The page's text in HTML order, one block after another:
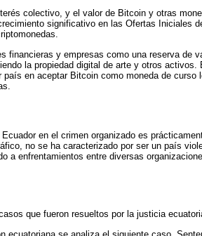
colectivo, y el valor de Bitcoin y otras
significativo en las Ofertas Iniciales
financieras y empresas como una reserva de
la propiedad digital de arte y otros activos.
en aceptar Bitcoin como moneda de curso
en el crimen organizado es
no se ha caracterizado por ser un país
a enfrentamientos entre diversas
que fueron resueltos por la justicia